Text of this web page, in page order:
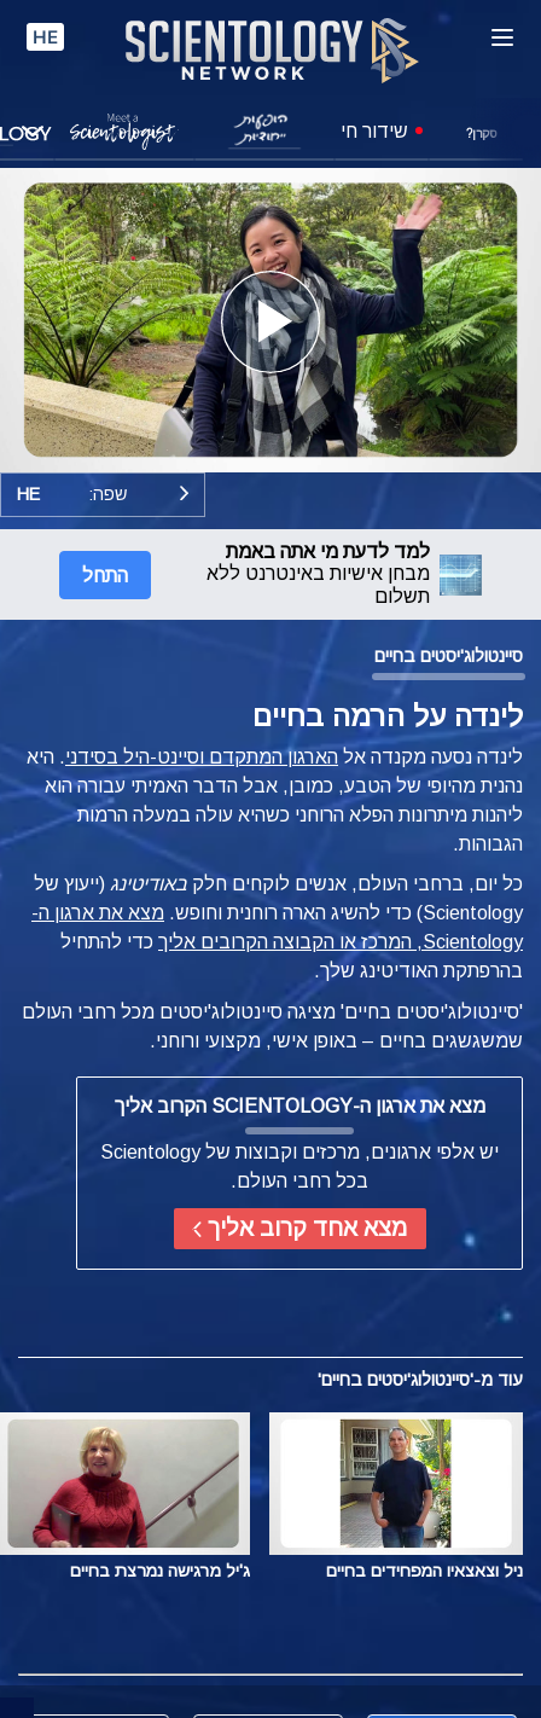
HE
סקרן? שידור חי
Play
Video
שפה: HE
למד לדעת מי אתה באמת
מבחן אישיות באינטרנט ללא
תשלום
התחל
סיינטולוג'יסטים בחיים
לינדה על הרמה בחיים
לינדה נסעה מקנדה אל הארגון המתקדם וסיינט-היל בסידני. היא
נהנית מהיופי של הטבע, כמובן, אבל הדבר האמיתי עבורה הוא
ליהנות מיתרונות הפלא הרוחני כשהיא עולה במעלה הרמות
הגבוהות.
כל יום, ברחבי העולם, אנשים לוקחים חלק באודיטינג (ייעוץ של
Scientology) כדי להשיג הארה רוחנית וחופש.
מצא את ארגון ה-
Scientology, המרכז או הקבוצה הקרובים אליך
כדי להתחיל
בהרפתקת האודיטינג שלך.
'סיינטולוג'יסטים בחיים' מציגה סיינטולוג'יסטים מכל רחבי העולם
שמשגשגים בחיים – באופן אישי, מקצועי ורוחני.
מצא את ארגון ה-SCIENTOLOGY הקרוב אליך
יש אלפי ארגונים, מרכזים וקבוצות של Scientology
בכל רחבי העולם.
מצא אחד קרוב אליך
עוד מ-'סיינטולוג'יסטים בחיים'
ניל וצאצאיו המפחידים בחיים ג'יל מרגישה נמרצת בחיים